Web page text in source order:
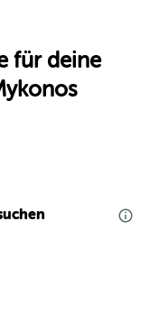
für deine